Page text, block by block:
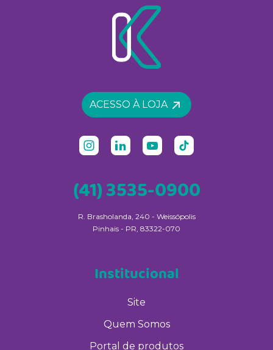
ACESSO À LOJA
(41) 3535-0900
R. Brasholanda, 240 - Weissópolis
Pinhais - PR, 83322-070
Institucional
Site
Quem Somos
Portal de produtos